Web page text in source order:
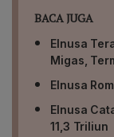
BACA JUGA
Elnusa
Migas,
Elnusa
Elnusa
11,3 Triliun